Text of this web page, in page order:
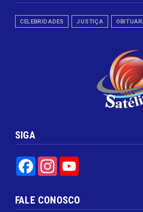
CELEBRIDADES JUSTIÇA
SIGA
FacebookInstagram
FALE CONOSCO